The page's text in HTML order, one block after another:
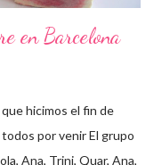
en Barcelona
hicimos el fin de
por venir El grupo
Ana, Trini, Quar, Ana,